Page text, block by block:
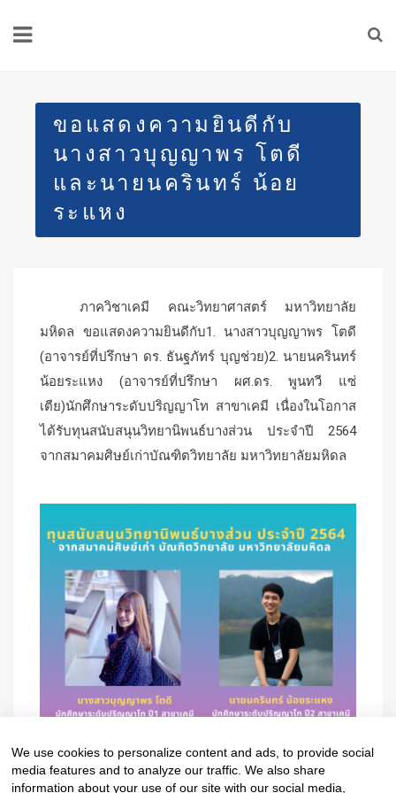
ขอแสดงความยินดีกับ
นางสาวบุญญาพร โตดี
และนายนครินทร์ น้อย
ระแหง
ภาควิชาเคมี คณะวิทยาศาสตร์ มหาวิทยาลัย
มหิดล ขอแสดงความยินดีกับ1. นางสาวบุญญาพร โตดี
(อาจารย์ที่ปรึกษา ดร. ธันฐภัทร์ บุญช่วย)2. นายนครินทร์
น้อยระแหง (อาจารย์ที่ปรึกษา ผศ.ดร. พูนทวี แซ่
เตีย)นักศึกษาระดับปริญญาโท สาขาเคมี เนื่องในโอกาส
ได้รับทุนสนับสนุนวิทยานิพนธ์บางส่วน ประจำปี 2564
จากสมาคมศิษย์เก่าบัณฑิตวิทยาลัย มหาวิทยาลัยมหิดล
We use cookies to personalize content and ads, to provide social
media features and to analyze our traffic. We also share
information about your use of our site with our social media,